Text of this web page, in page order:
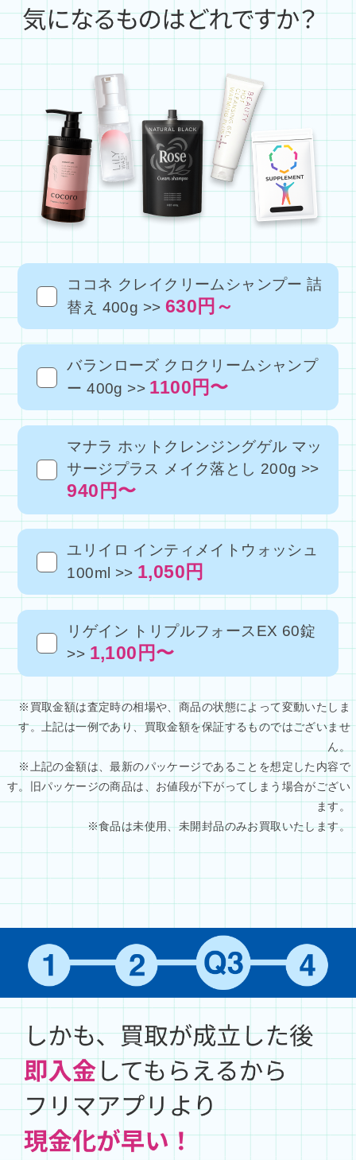
ココネ クレイクリームシャンプー 詰
替え 400g >> 630円～
バランローズ クロクリームシャンプ
ー 400g >> 1100円〜
マナラ ホットクレンジングゲル マッ
サージプラス メイク落とし 200g >>
940円〜
ユリイロ インティメイトウォッシュ
100ml >> 1,050円
リゲイン トリプルフォースEX 60錠
>> 1,100円〜
※買取金額は査定時の相場や、商品の状態によって変動いたしま
す。上記は一例であり、買取金額を保証するものではございませ
ん。
※上記の金額は、最新のパッケージであることを想定した内容で
す。旧パッケージの商品は、お値段が下がってしまう場合がござい
ます。
※食品は未使用、未開封品のみお買取いたします。